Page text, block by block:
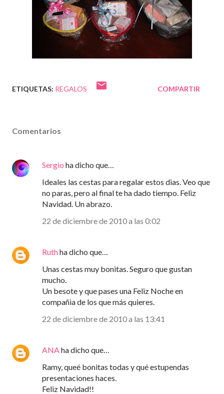
ETIQUETAS: REGALOS COMPARTIR
Comentarios
Sergio ha dicho que…
Ideales las cestas para regalar estos dias. Veo que
no paras, pero al final te ha dado tiempo. Feliz
Navidad. Un abrazo.
22 de diciembre de 2010 a las 0:02
Ruthha dicho que…
Unas cestas muy bonitas. Seguro que gustan
mucho.
Un besote y que pases una Feliz Noche en
compañia de los que más quieres.
22 de diciembre de 2010 a las 13:41
ANAha dicho que…
Ramy, queé bonitas todas y qué estupendas
presentaciones haces.
Feliz Navidad!!